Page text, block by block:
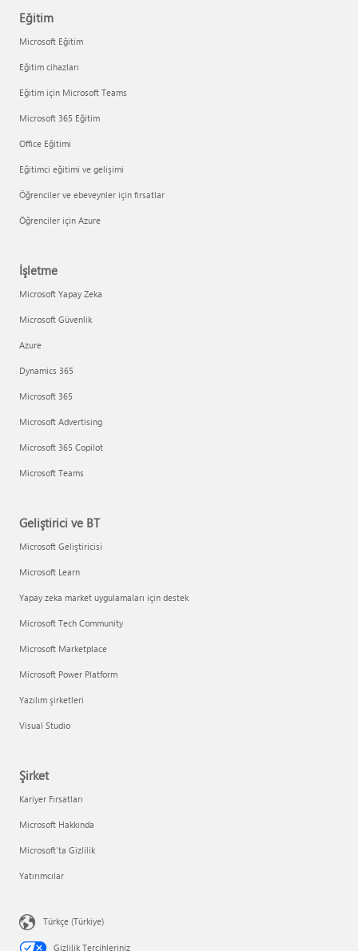
Eğitim
Microsoft Eğitim
Eğitim cihazları
Eğitim için Microsoft Teams
Microsoft 365 Eğitim
Office Eğitimi
Eğitimci eğitimi ve gelişimi
Öğrenciler ve ebeveynler için fırsatlar
Öğrenciler için Azure
İşletme
Microsoft Yapay Zeka
Microsoft Güvenlik
Azure
Dynamics 365
Microsoft 365
Microsoft Advertising
Microsoft 365 Copilot
Microsoft Teams
Geliştirici ve BT
Microsoft Geliştiricisi
Microsoft Learn
Yapay zeka market uygulamaları için destek
Microsoft Tech Community
Microsoft Marketplace
Microsoft Power Platform
Yazılım şirketleri
Visual Studio
Şirket
Kariyer Fırsatları
Microsoft Hakkında
Microsoft'ta Gizlilik
Yatırımcılar
Türkçe (Türkiye)
Gizlilik Tercihleriniz